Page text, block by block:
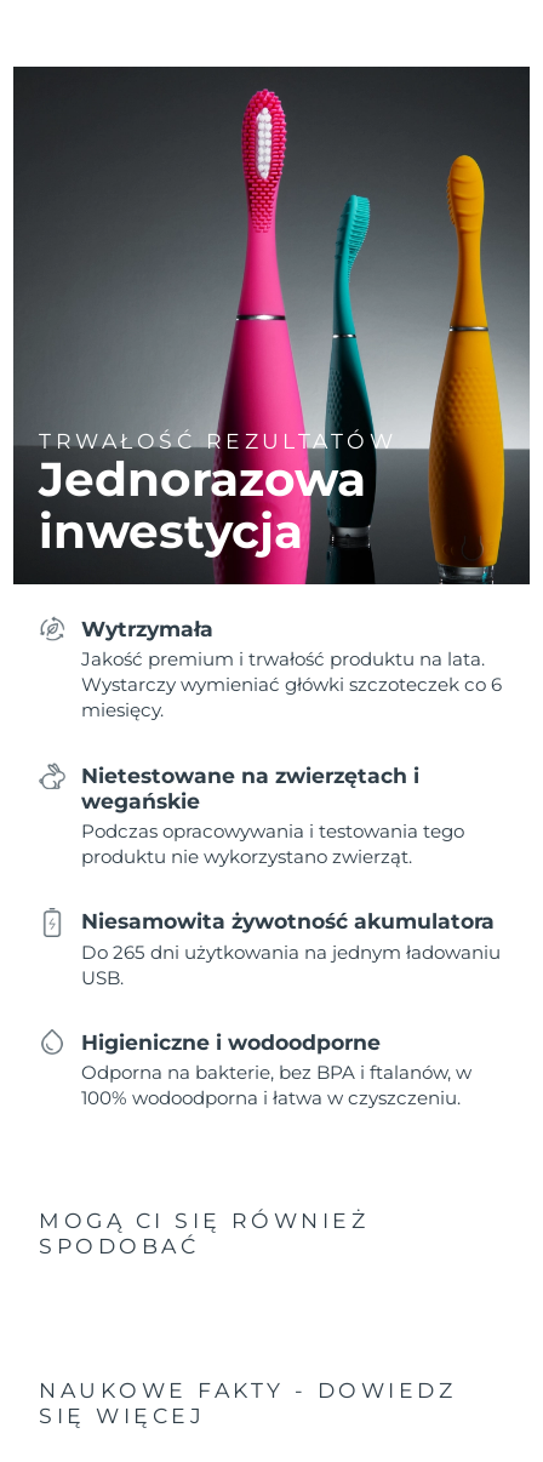
TRWAŁOŚĆ REZULTATÓW
Jednorazowa
inwestycja
Wytrzymała
Jakość premium i trwałość produktu na lata.
Wystarczy wymieniać główki szczoteczek co 6
miesięcy.
Nietestowane na zwierzętach i
wegańskie
Podczas opracowywania i testowania tego
produktu nie wykorzystano zwierząt.
Niesamowita żywotność akumulatora
Do 265 dni użytkowania na jednym ładowaniu
USB.
Higieniczne i wodoodporne
Odporna na bakterie, bez BPA i ftalanów, w
100% wodoodporna i łatwa w czyszczeniu.
MOGĄ CI SIĘ RÓWNIEŻ
SPODOBAĆ
NAUKOWE FAKTY - DOWIEDZ
SIĘ WIĘCEJ